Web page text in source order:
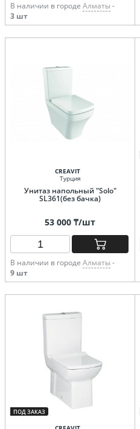
В наличии в городе Алматы -
3 шт
CREAVIT
Турция
Унитаз напольный "Solo"
SL361(без бачка)
53 000 ₸/шт
В наличии в городе Алматы -
9 шт
ПОД ЗАКАЗ